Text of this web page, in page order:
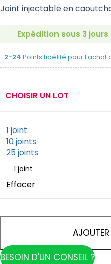
Joint injectable en
Expédition sous 3 jours
2-24 Points fidélité pour l'achat
CHOISIR UN LOT
1 joint
10 joints
25 joints
Effacer
BESOIN D'UN CONSEIL ?